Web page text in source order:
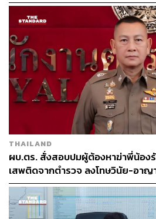
ตั้งแต่เดือนเมษายนที่ผ่านมา
ผลิต โดยเริ่มจาก 138,000 บาร์เรลใ
411,000 บาร์เรลในเดือนพฤษภาคม
548,000 บาร์เรลในเดือนสิงหาคม
บาร์เรลในเดือนกันยายน
จิโอวานนี สเตานูโว (Giovanni
ความเห็นว่าตลาดสามารถรองรับ
เป็นอย่างดี ส่วนหนึ่งเป็นผลมาจาก
และเสริมว่าทุกสายตากำลังจับจ้อง
ประธานาธิบดีโดนัลด์ ทรัมป์ เกี่ยวกับ
สิงหาคม 2568
แม้จะมีการยกเลิกมาตรการลดกำลั
ประเทศแล้ว OPEC+ ยังคงมีแผนลด
THAILAND
ผบ.ตร. สั่งสอบปมผู้ต้องหาฆ่าพี่น้อง
เสพติดจากตำรวจ ลงโทษวินัย-อาญ